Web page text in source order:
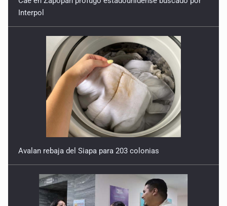
7 de Julio de 2026
Avalan rebaja del Siapa para 203 colonias